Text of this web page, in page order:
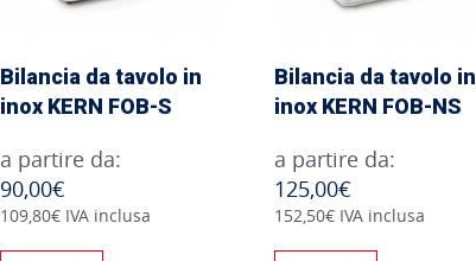
Bilancia da tavolo in
inox KERN FOB-S
a partire da:
90,00€
109,80€ IVA inclusa
Bilancia da tavolo in
inox KERN FOB-NS
a partire da:
125,00€
152,50€ IVA inclusa